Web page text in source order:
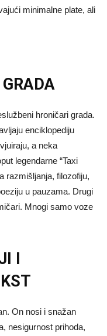
minimalne plate, ali
hroničari grada.
enciklopediju
a neka
legendarne “Taxi
razmišljanja, filozofiju,
u pauzama. Drugi
Mnogi samo voze
I
On nosi i snažan
nesigurnost prihoda,